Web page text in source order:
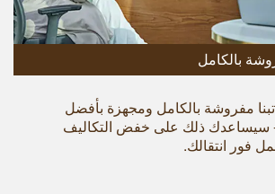
بالكامل
مفروشة بالكامل ومجهزة بأفضل
- سيساعدك ذلك على خفض التكاليف
فور انتقالك.